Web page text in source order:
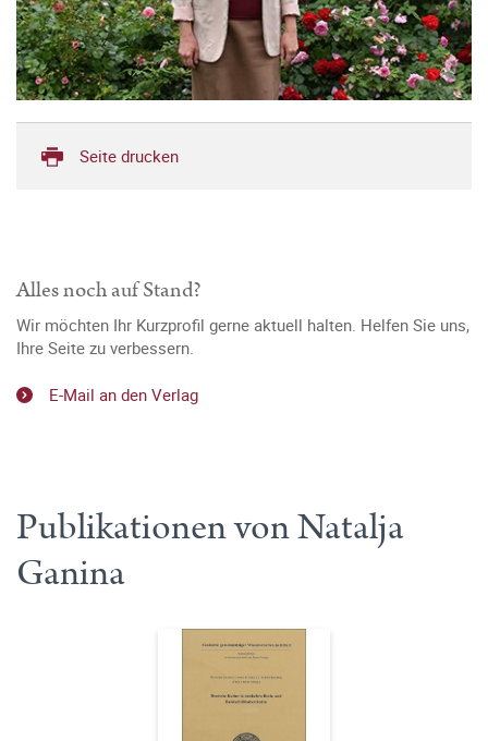
Seite drucken
Alles noch auf Stand?
Wir möchten Ihr Kurzprofil gerne aktuell halten. Helfen Sie uns,
Ihre Seite zu verbessern.
E-Mail an den Verlag
Publikationen von Natalja
Ganina